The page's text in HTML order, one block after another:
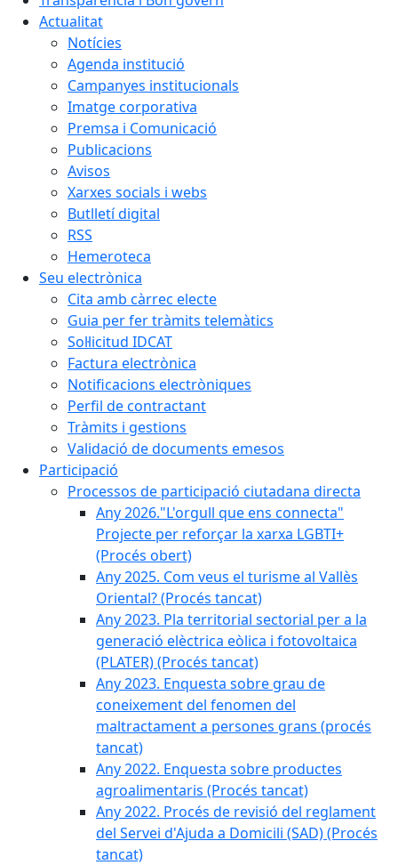
Actualitat
Notícies
Agenda institució
Campanyes institucionals
Imatge corporativa
Premsa i Comunicació
Publicacions
Avisos
Xarxes socials i webs
Butlletí digital
RSS
Hemeroteca
Seu electrònica
Cita amb càrrec electe
Guia per fer tràmits telemàtics
Sol·licitud IDCAT
Factura electrònica
Notificacions electròniques
Perfil de contractant
Tràmits i gestions
Validació de documents emesos
Participació
Processos de participació ciutadana directa
Any 2026."L'orgull que ens connecta"
Projecte per reforçar la xarxa LGBTI+
(Procés obert)
Any 2025. Com veus el turisme al Vallès
Oriental? (Procés tancat)
Any 2023. Pla territorial sectorial per a la
generació elèctrica eòlica i fotovoltaica
(PLATER) (Procés tancat)
Any 2023. Enquesta sobre grau de
coneixement del fenomen del
maltractament a persones grans (procés
tancat)
Any 2022. Enquesta sobre productes
agroalimentaris (Procés tancat)
Any 2022. Procés de revisió del reglament
del Servei d'Ajuda a Domicili (SAD) (Procés
tancat)